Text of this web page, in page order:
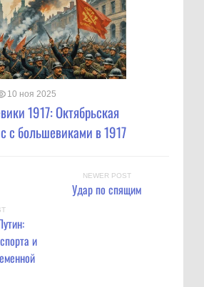
10 ноя 2025
1917: Октябрьская
с большевиками в 1917
NEWER POST
Удар по спящим
и